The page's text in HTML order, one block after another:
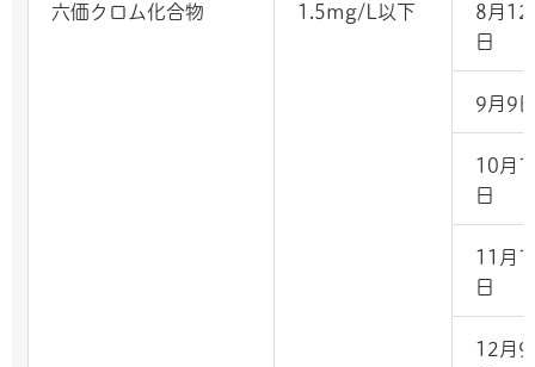
六価クロム化合物 1.5mg/L以下
8月12
日
9月9
10月
日
11月
日
12月9